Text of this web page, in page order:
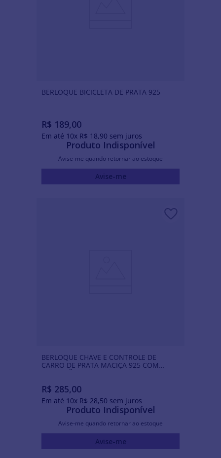
BERLOQUE BICICLETA DE PRATA 925
R$ 189,00
Em até 10x R$ 18,90 sem juros
Produto Indisponível
Avise-me quando retornar ao estoque
Avise-me
BERLOQUE CHAVE E CONTROLE DE
CARRO DE PRATA MACIÇA 925 COM
APLICAÇÃO DE RESINA
R$ 285,00
Em até 10x R$ 28,50 sem juros
Produto Indisponível
Avise-me quando retornar ao estoque
Avise-me